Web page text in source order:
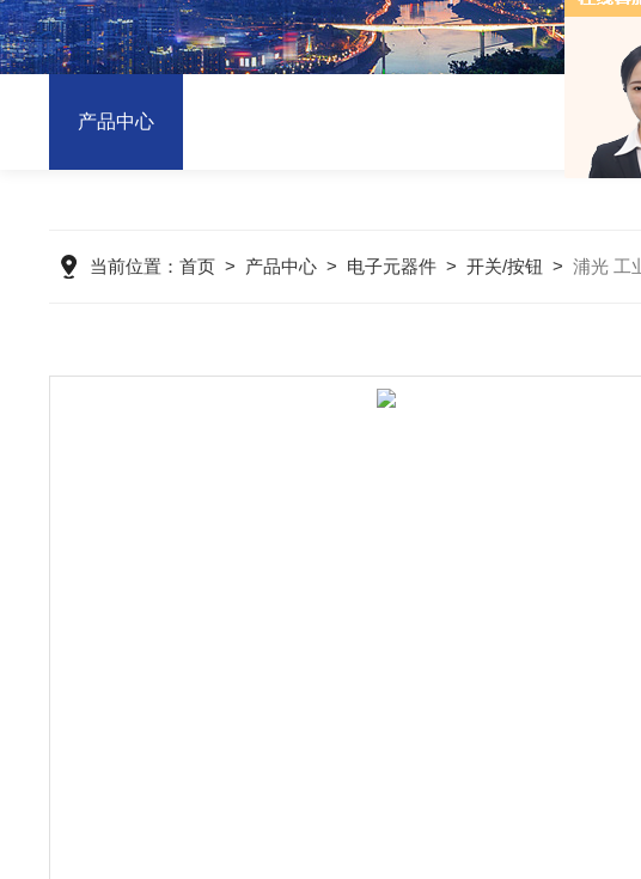
产品中心
当前位置： 首页> 产品中心> 电子元器件> 开关/按钮 > 浦光 工